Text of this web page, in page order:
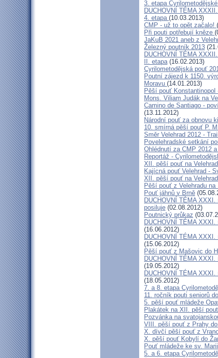
3. etapa
DUCHOVNÍ TÉMA
4. etapa (10.03.2013)
CMP - už to opět začalo!
Při pouti potřebují kněze
JaKuB 2021 aneb z
Železný poutník 2013
DUCHOVNÍ TÉMA
II. etapa(16.02.2013)
Cyrilometodějská pouť
Poutní zájezd k 1150.
Moravu (14.01.2013)
Pěší pouť Konstantinopol
Mons. Viliam Judák na
Camino de Santiago -
(13.11.2012)
Národní pouť za obnovu
10. smírná pěší pouť P.
Směr Velehrad 2012 -
Povelehradské setkání
Ohlédnutí za CMP 2012
Reportáž -
XII. pěší pouť na
Kajícná pouť Velehrad -
XII. pěší pouť na
Pěší pouť z Velehradu na
Pouť jáhnů v Brně
DUCHOVNÍ TÉMA
posiluje (02.08.2012)
Poutnický průkaz
DUCHOVNÍ TÉMA
(16.06.2012)
DUCHOVNÍ TÉMA
(15.06.2012)
Pěší pouť z Mašovic do
DUCHOVNÍ TÉMA
(19.05.2012)
DUCHOVNÍ TÉMA
(18.05.2012)
7. a 8. etapa
11. ročník pouti seniorů
5. pěší pouť mládeže
Plakátek na XII. pěší
Pozvánka na
VIII. pěší pouť z Prahy
X. dívčí pěší pouť z
X. pěší pouť Kobylí do
Pouť mládeže ke sv.
5. a 6. etapa